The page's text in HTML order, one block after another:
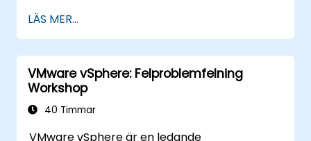
flödet i ett Python-program.
Skapa funktioner för att organisera och
återanvända kod effektivt.
Uppleva och använda grundläggande
bibliotek för Python-programmering.
LÄS MER...
VMware vSphere: Felproblemfelning
Workshop
40 Timmar
VMware vSphere är en ledande